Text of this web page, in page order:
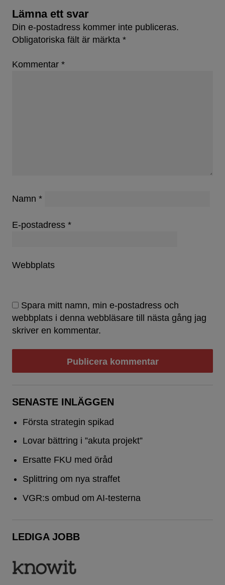
Lämna ett svar
Din e-postadress kommer inte publiceras.
Obligatoriska fält är märkta *
Kommentar *
Namn *
E-postadress *
Webbplats
Spara mitt namn, min e-postadress och
webbplats i denna webbläsare till nästa gång jag
skriver en kommentar.
SENASTE INLÄGGEN
Första strategin spikad
Lovar bättring i ”akuta projekt”
Ersatte FKU med öråd
Splittring om nya straffet
VGR:s ombud om AI-testerna
LEDIGA JOBB